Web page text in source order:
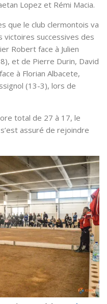
Lopez et Rémi Macia.
que le club clermontois va
victoires successives des
Robert face à Julien
et de Pierre Durin, David
à Florian Albacete,
(13-3), lors de
total de 27 à 17, le
assuré de rejoindre